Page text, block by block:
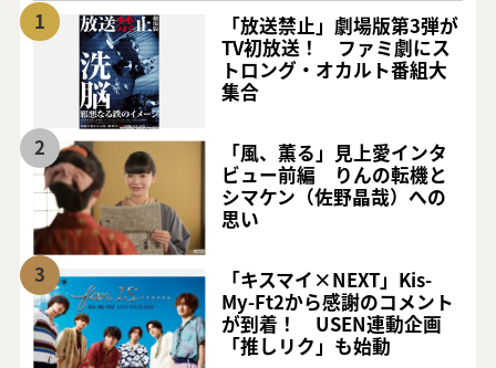
1
「放送禁止」劇場版第3弾が
TV初放送！ ファミ劇にス
トロング・オカルト番組大
集合
2
「風、薫る」見上愛インタ
ビュー前編 りんの転機と
シマケン（佐野晶哉）への
思い
3
「キスマイ×NEXT」Kis-
My-Ft2から感謝のコメント
が到着！ USEN連動企画
「推しリク」も始動